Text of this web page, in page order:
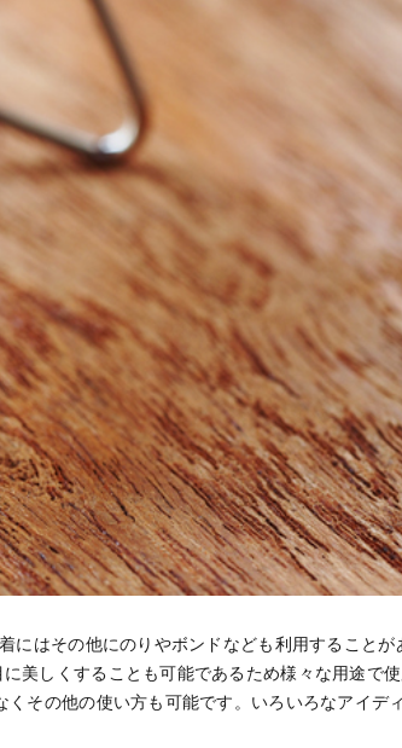
にはその他にのりやボンドなども利用することが
美しくすることも可能であるため様々な用途で
その他の使い方も可能です。いろいろなアイデ